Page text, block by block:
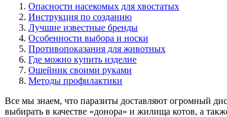
Опасности насекомых для хвостатых
Инструкция по созданию
Лучшие известные бренды
Особенности выбора и носки
Противопоказания для животных
Где можно купить изделие
Ошейник своими руками
Методы профилактики
Все мы знаем, что паразиты доставляют огромный
выбирать в качестве «донора» и жилища котов, а